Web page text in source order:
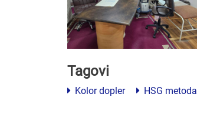
Tagovi
Kolor dopler HSG metoda